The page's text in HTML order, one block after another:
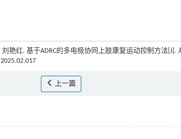
艳红. 基于ADRC的多电极协同上肢康复运动控制方法[J].
上一篇